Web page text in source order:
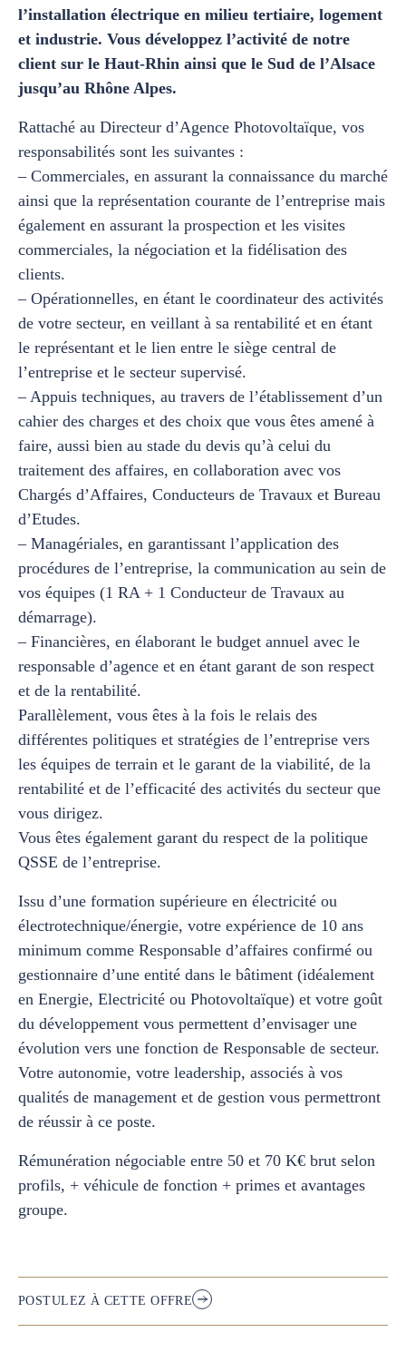
l’installation électrique en milieu tertiaire, logement
et industrie. Vous développez l’activité de notre
client sur le Haut-Rhin ainsi que le Sud de l’Alsace
jusqu’au Rhône Alpes.
Rattaché au Directeur d’Agence Photovoltaïque, vos
responsabilités sont les suivantes :
– Commerciales, en assurant la connaissance du marché
ainsi que la représentation courante de l’entreprise mais
également en assurant la prospection et les visites
commerciales, la négociation et la fidélisation des
clients.
– Opérationnelles, en étant le coordinateur des activités
de votre secteur, en veillant à sa rentabilité et en étant
le représentant et le lien entre le siège central de
l’entreprise et le secteur supervisé.
– Appuis techniques, au travers de l’établissement d’un
cahier des charges et des choix que vous êtes amené à
faire, aussi bien au stade du devis qu’à celui du
traitement des affaires, en collaboration avec vos
Chargés d’Affaires, Conducteurs de Travaux et Bureau
d’Etudes.
– Managériales, en garantissant l’application des
procédures de l’entreprise, la communication au sein de
vos équipes (1 RA + 1 Conducteur de Travaux au
démarrage).
– Financières, en élaborant le budget annuel avec le
responsable d’agence et en étant garant de son respect
et de la rentabilité.
Parallèlement, vous êtes à la fois le relais des
différentes politiques et stratégies de l’entreprise vers
les équipes de terrain et le garant de la viabilité, de la
rentabilité et de l’efficacité des activités du secteur que
vous dirigez.
Vous êtes également garant du respect de la politique
QSSE de l’entreprise.
Issu d’une formation supérieure en électricité ou
électrotechnique/énergie, votre expérience de 10 ans
minimum comme Responsable d’affaires confirmé ou
gestionnaire d’une entité dans le bâtiment (idéalement
en Energie, Electricité ou Photovoltaïque) et votre goût
du développement vous permettent d’envisager une
évolution vers une fonction de Responsable de secteur.
Votre autonomie, votre leadership, associés à vos
qualités de management et de gestion vous permettront
de réussir à ce poste.
Rémunération négociable entre 50 et 70 K€ brut selon
profils, + véhicule de fonction + primes et avantages
groupe.
POSTULEZ À CETTE OFFRE